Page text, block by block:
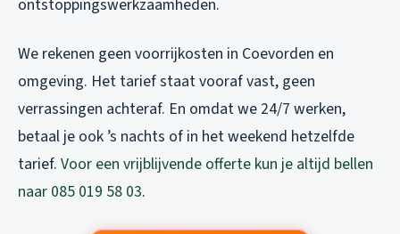
ontstoppingswerkzaamheden.
We rekenen geen voorrijkosten in Coevorden en
omgeving. Het tarief staat vooraf vast, geen
verrassingen achteraf. En omdat we 24/7 werken,
betaal je ook ’s nachts of in het weekend hetzelfde
tarief. Voor een vrijblijvende offerte kun je altijd bellen
naar 085 019 58 03.